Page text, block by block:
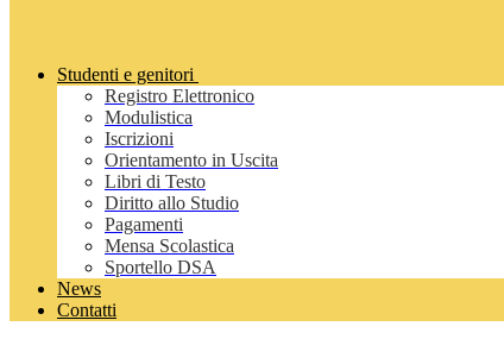
Studenti e genitori
Registro Elettronico
Modulistica
Iscrizioni
Orientamento in Uscita
Libri di Testo
Diritto allo Studio
Pagamenti
Mensa Scolastica
Sportello DSA
News
Contatti